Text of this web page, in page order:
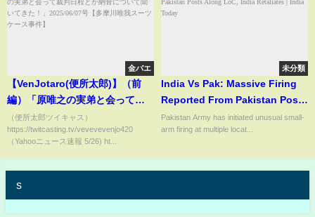
金バエ
【VenJotaro(便所太郎)】（前
編）「原唯之の実弟と会って裁
判日程とか納骨について聞いて
きた！」2025/06/07号【多摩川
唯我スーツケース事件】
（便所太郎ツイキャス）
https://twitcasting.tv/vevevevenjo420
（Yahooニュース速報 5/26) ht...
未分類
India Vs Pak: Massive Firing
Reported From Pakistan Posts
Along LoC, India Retaliates |
India Today
Pakistan Army has initiated unusual small-
arm firing at multiple locat...
s